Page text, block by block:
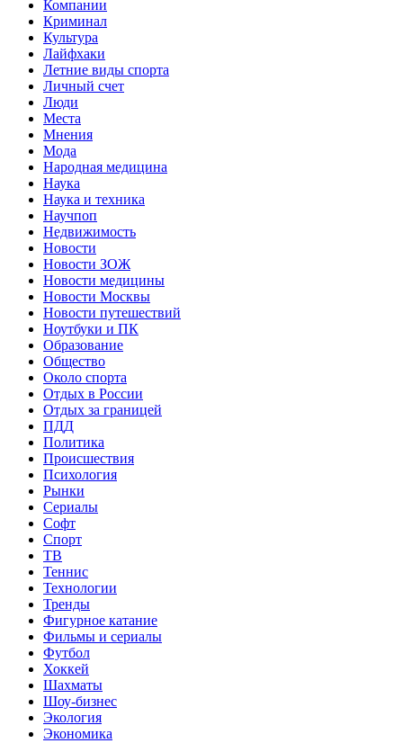
Компании
Криминал
Культура
Лайфхаки
Летние виды спорта
Личный счет
Люди
Места
Мнения
Мода
Народная медицина
Наука
Наука и техника
Научпоп
Недвижимость
Новости
Новости ЗОЖ
Новости медицины
Новости Москвы
Новости путешествий
Ноутбуки и ПК
Образование
Общество
Около спорта
Отдых в России
Отдых за границей
ПДД
Политика
Происшествия
Психология
Рынки
Сериалы
Софт
Спорт
ТВ
Теннис
Технологии
Тренды
Фигурное катание
Фильмы и сериалы
Футбол
Хоккей
Шахматы
Шоу-бизнес
Экология
Экономика